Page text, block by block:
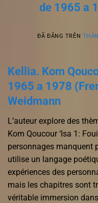
de 1965 a
ĐÃ ĐĂNG TRÊN
Kellia. Kom
1965 a 1978
Weidmann
L’auteur explore des
Kom Qoucour ‘Isa 1:
personnages manquent
utilise un langage
expériences des
mais les chapitres sont
véritable immersion